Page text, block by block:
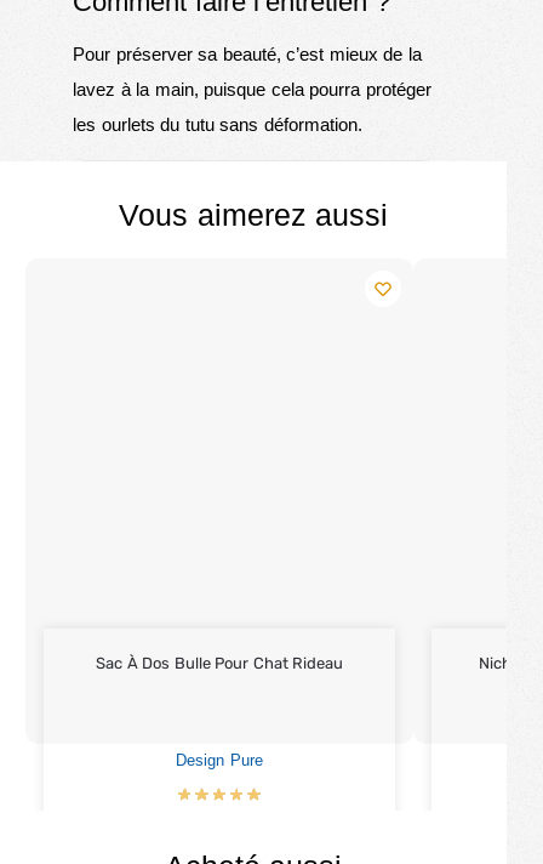
Pour préserver sa beauté, c’est mieux de la
lavez à la main, puisque cela pourra protéger
les ourlets du tutu sans déformation.
Vous aimerez aussi
Sac À Dos Bulle Pour Chat Rideau
Design Pure
Niche &